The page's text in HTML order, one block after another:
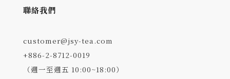
聯絡我們
customer@jsy-tea.com
+886-2-8712-0019
（週一至週五 10:00~18:00）